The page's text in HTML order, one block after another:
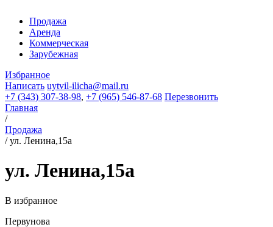
Продажа
Аренда
Коммерческая
Зарубежная
Избранное
Написать uytvil-ilicha@mail.ru
+7 (343) 307-38-98, +7 (965) 546-87-68 Перезвонить
Главная
/
Продажа
/ул. Ленина,15а
ул. Ленина,15а
В избранное
Первунова